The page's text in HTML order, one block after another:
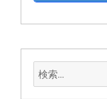
検
索: